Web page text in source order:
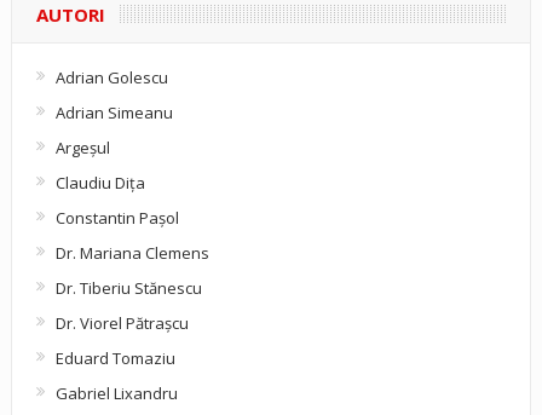
AUTORI
Adrian Golescu
Adrian Simeanu
Argeşul
Claudiu Diţa
Constantin Pașol
Dr. Mariana Clemens
Dr. Tiberiu Stănescu
Dr. Viorel Pătraşcu
Eduard Tomaziu
Gabriel Lixandru